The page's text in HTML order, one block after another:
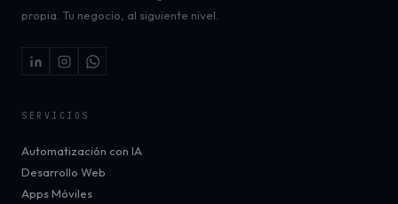
propia. Tu negocio, al siguiente nivel.
SERVICIOS
Automatización con IA
Desarrollo Web
Apps Móviles